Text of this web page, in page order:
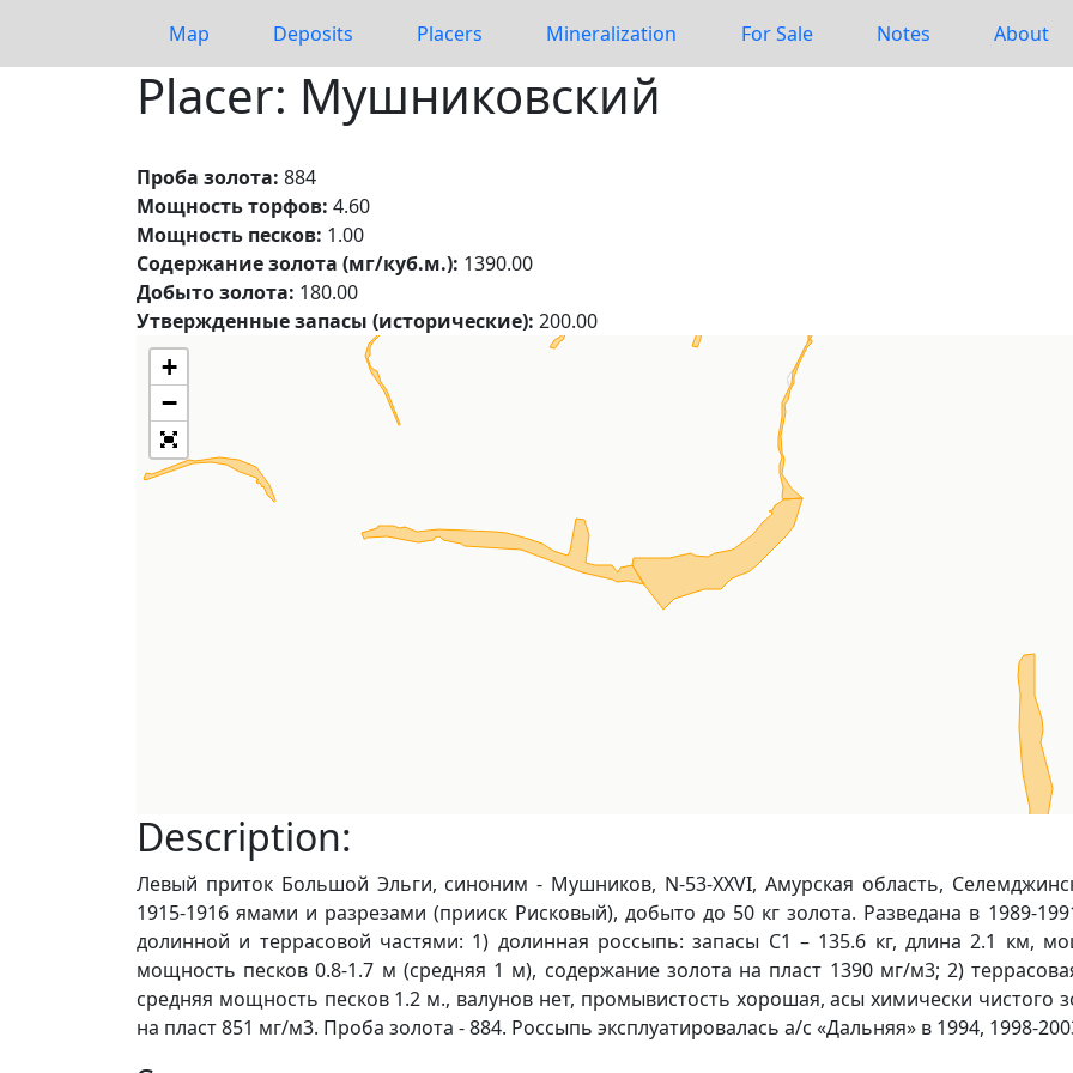
Map Deposits Placers Mineralization For Sale Notes About
Placer: Мушниковский
Проба золота: 884
Мощность торфов: 4.60
Мощность песков: 1.00
Содержание золота (мг/куб.м.): 1390.00
Добыто золота: 180.00
Утвержденные запасы (исторические): 200.00
+
−
Description:
Левый приток Большой Эльги, синоним - Мушников, N-53-ХХVI, Амурская область,
1915-1916 ямами и разрезами (прииск Рисковый), добыто до 50 кг золота. Разведана в 1989-
долинной и террасовой частями: 1) долинная россыпь: запасы С1 – 135.6 кг, длина 2.1 км,
мощность песков 0.8-1.7 м (средняя 1 м), содержание золота на пласт 1390 мг/м3; 2)
средняя мощность песков 1.2 м., валунов нет, промывистость хорошая, асы химически чистого
на пласт 851 мг/м3. Проба золота - 884. Россыпь эксплуатировалась а/с «Дальняя» в 1994, 1998-